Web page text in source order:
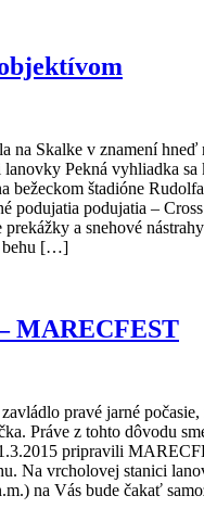
na Skalke v znamení
Pekná vyhliadka
bežeckom štadióne
podujatia podujatia –
prekážky a snehové
behu […]
MARECFEST
pravé jarné počasie,
Práve z tohto dôvodu
pripravili
Na vrcholovej stanici
na Vás bude čakať